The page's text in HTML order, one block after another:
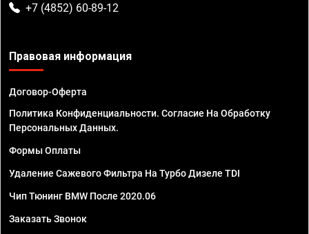
+7 (4852) 60-89-12
Правовая информация
Договор-Оферта
Политика Конфиденциальности. Согласие На Обработку
Персональных Данных.
Формы Оплаты
Удаление Сажевого Фильтра На Турбо Дизеле TDI
Чип Тюнинг BMW После 2020.06
Заказать Звонок